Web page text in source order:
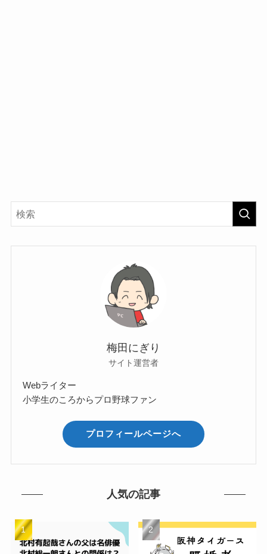
梅田にぎり
サイト運営者
Webライター
小学生のころからプロ野球ファン
プロフィールページへ
人気の記事